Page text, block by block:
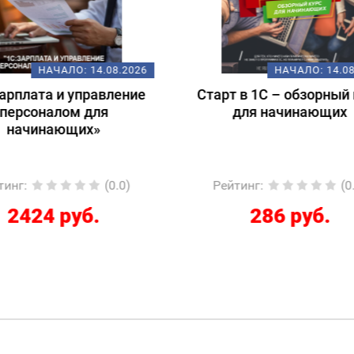
НАЧАЛО:14.08.2026
в 1С – обзорный курс
для начинающих
: (0.0)
286 руб.
НАЧАЛО:
Подготовка к
1С:Специалист-
Рейтинг :
12267 руб.